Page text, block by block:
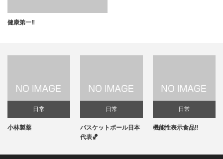
健康第一‼️
日常
小林製薬
日常
バスケットボール日本
代表🏀
日常
機能性表示食品‼️